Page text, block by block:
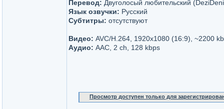
Перевод: Двуголосый любительский
Язык озвучки: Русский
Субтитры: отсутствуют
Видео: AVC/H.264, 1920x1080 (16:9), ~2200
Аудио: AAC, 2 ch, 128 kbps
Просмотр доступен только для